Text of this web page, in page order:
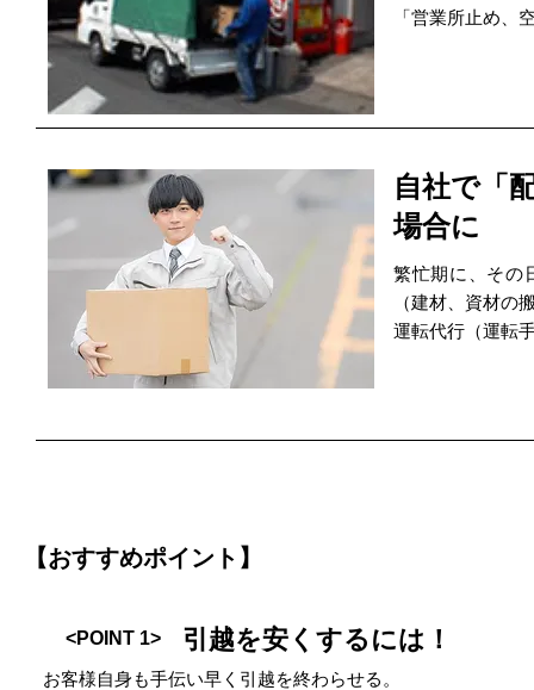
「営業所止め、
自社で「
場合に
繁忙期に、その
（建材、資材の
運転代行（運転
【おすすめポイント】
<POINT 1> 引越を安くするには！
お客様自身も手伝い早く引越を終わらせる。